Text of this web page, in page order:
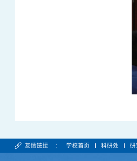
友情链接 : 学校首页 科研处 研